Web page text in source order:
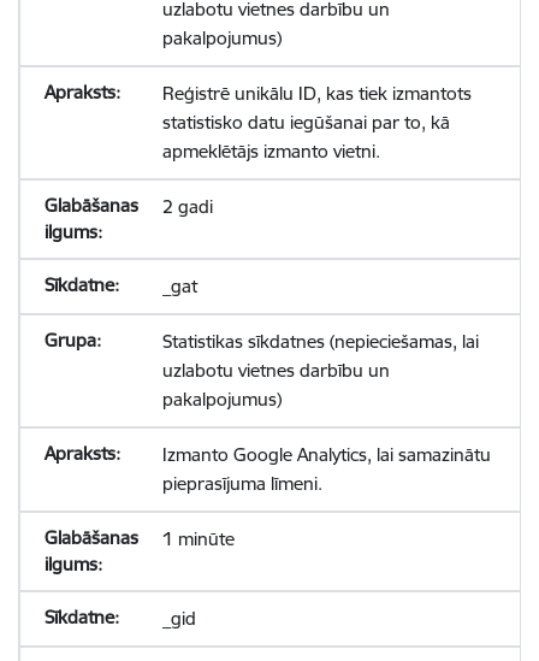
uzlabotu vietnes darbību un
pakalpojumus)
Reģistrē unikālu ID, kas tiek izmantots
statistisko datu iegūšanai par to, kā
apmeklētājs izmanto vietni.
2 gadi
_gat
Statistikas sīkdatnes (nepieciešamas, lai
uzlabotu vietnes darbību un
pakalpojumus)
Izmanto Google Analytics, lai samazinātu
pieprasījuma līmeni.
1 minūte
_gid